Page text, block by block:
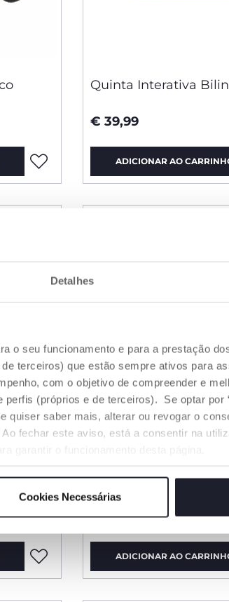
Detalhes
o seu funcionamento e para a prestação
terceiros) que estão sempre ativos para
com o objetivo de compreender e
(próprios e de terceiros). Se optar por
saber mais, alterar ou revogar o
fechar este aviso, está a consentir na
Cookies Necessárias
Quinta Interativa
€ 39,99
ADICIONAR AO
Ursinho Boa Noite
€ 37,99
ADICIONAR AO